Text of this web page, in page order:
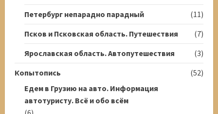
Петербург непарадно парадный
(11)
Псков и Псковская область. Путешествия
(7)
Ярославская область. Автопутешествия
(3)
Копытопись
(52)
Едем в Грузию на авто. Информация
автотуристу. Всё и обо всём